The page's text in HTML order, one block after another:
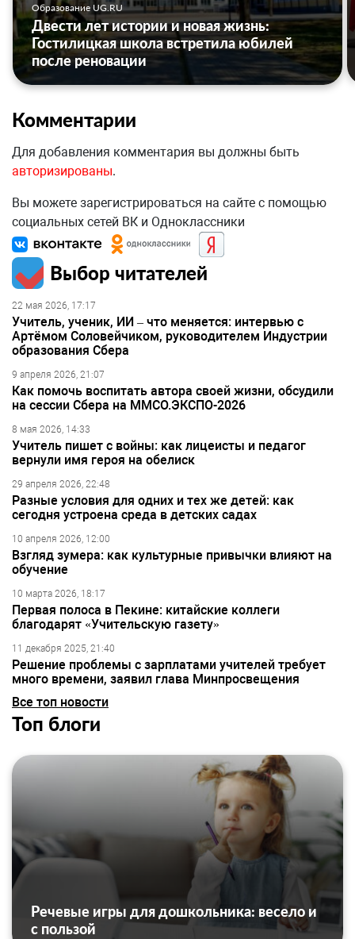
Образование UG.RU
Двести лет истории и новая жизнь:
Гостилицкая школа встретила юбилей
после реновации
Комментарии
Для добавления комментария вы должны быть
авторизированы.
Вы можете зарегистрироваться на сайте с помощью
социальных сетей ВК и Одноклассники
Выбор читателей
22 мая 2026, 17:17
Учитель, ученик, ИИ – что меняется: интервью с
Артёмом Соловейчиком, руководителем Индустрии
образования Сбера
9 апреля 2026, 21:07
Как помочь воспитать автора своей жизни, обсудили
на сессии Сбера на ММСО.ЭКСПО-2026
8 мая 2026, 14:33
Учитель пишет с войны: как лицеисты и педагог
вернули имя героя на обелиск
29 апреля 2026, 22:48
Разные условия для одних и тех же детей: как
сегодня устроена среда в детских садах
10 апреля 2026, 12:00
Взгляд зумера: как культурные привычки влияют на
обучение
10 марта 2026, 18:17
Первая полоса в Пекине: китайские коллеги
благодарят «Учительскую газету»
11 декабря 2025, 21:40
Решение проблемы с зарплатами учителей требует
много времени, заявил глава Минпросвещения
Все топ новости
Топ блоги
Речевые игры для дошкольника: весело и
с пользой